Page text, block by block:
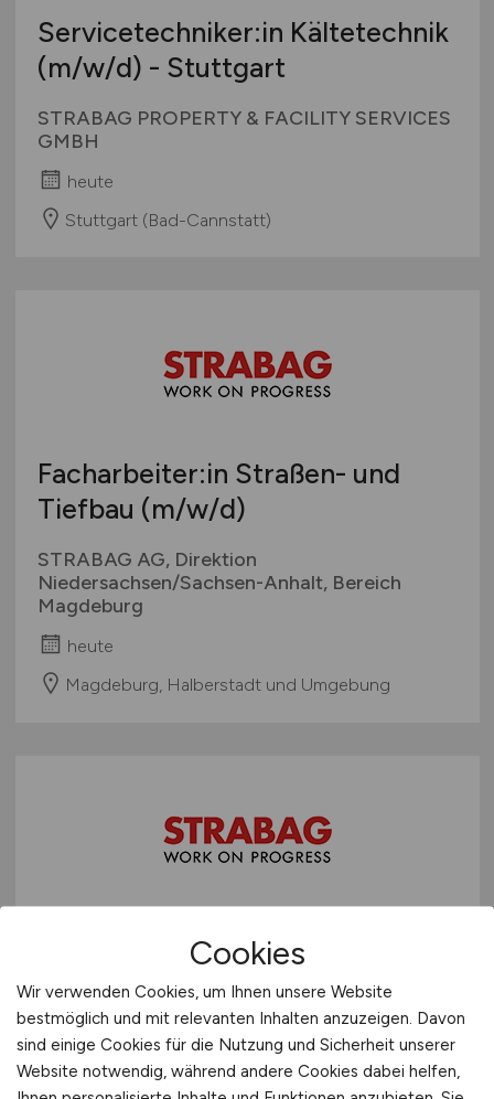
Servicetechniker:in Kältetechnik
(m/w/d) - Stuttgart
STRABAG PROPERTY & FACILITY SERVICES
GMBH
heute
Stuttgart (Bad-Cannstatt)
Facharbeiter:in Straßen- und
Tiefbau (m/w/d)
STRABAG AG, Direktion
Niedersachsen/Sachsen-Anhalt, Bereich
Magdeburg
heute
Magdeburg, Halberstadt und Umgebung
Triebfahrzeugführer:in
im Fahrleitungsbau
STRABAG Rail Fahrleitungen GmbH, Direktion
Bahnbau
Cookies
Wir verwenden Cookies, um Ihnen unsere Website
bestmöglich und mit relevanten Inhalten anzuzeigen. Davon
sind einige Cookies für die Nutzung und Sicherheit unserer
Website notwendig, während andere Cookies dabei helfen,